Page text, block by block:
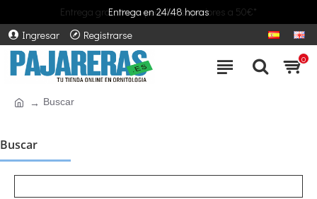
Entrega gratuita en pedidos superiores a 50€*
Entrega en 24/48 horas
Ingresar
Registrarse
0
Buscar
Buscar